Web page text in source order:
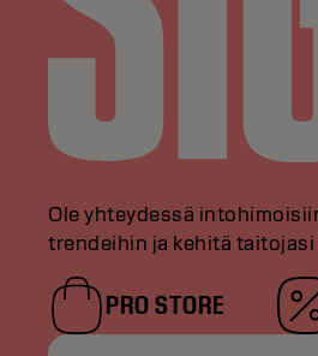
Ole yhteydessä
trendeihin ja kehitä
PRO STORE